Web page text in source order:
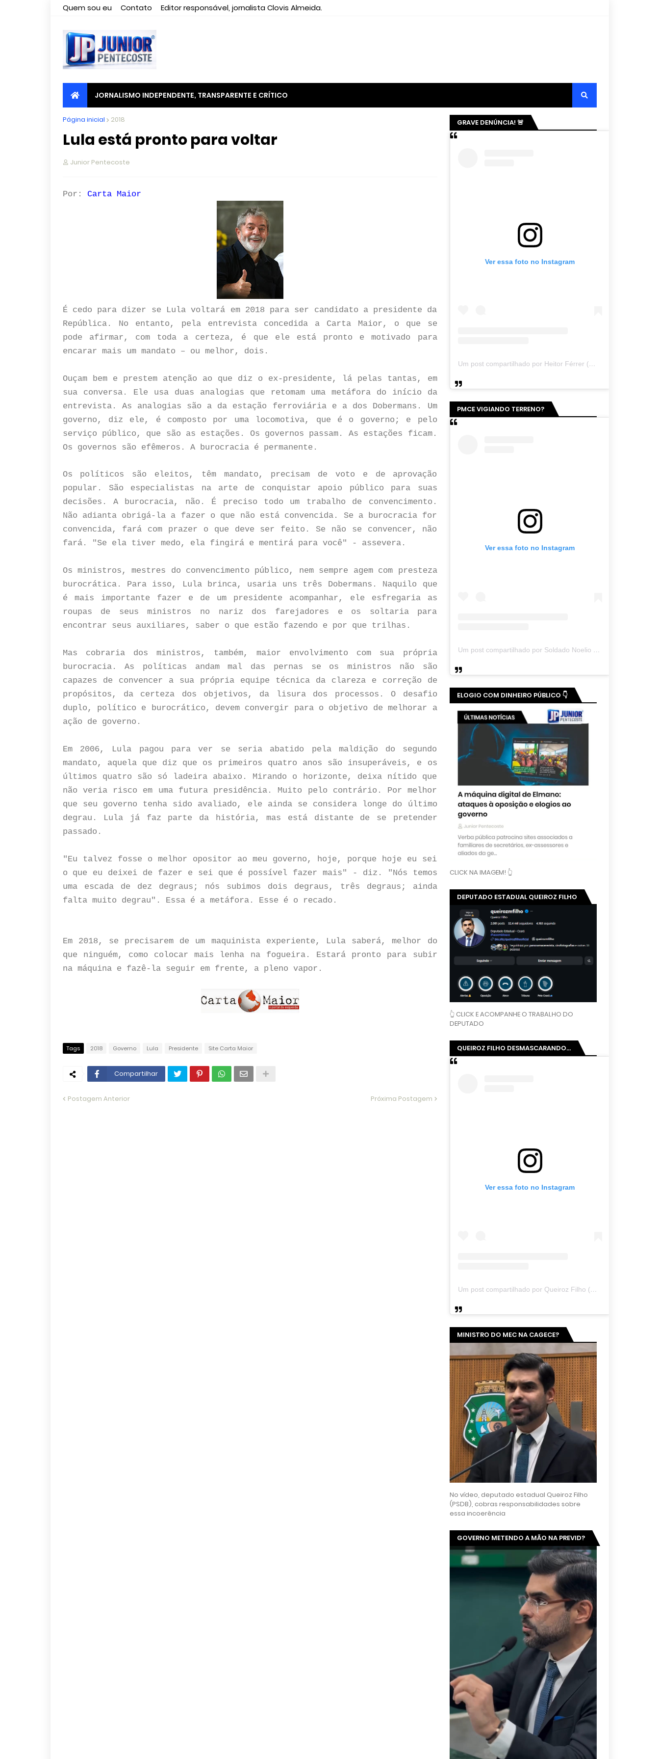
Quem sou eu Contato Editor responsável, jornalista Clovis Almeida.
JORNALISMO INDEPENDENTE, TRANSPARENTE E CRÍTICO
Página inicial 2018
Lula está pronto para voltar
Junior Pentecoste
Por: Carta Maior
É cedo para dizer se Lula voltará em 2018 para ser candidato a presidente da
República. No entanto, pela entrevista concedida a Carta Maior, o que se
pode afirmar, com toda a certeza, é que ele está pronto e motivado para
encarar mais um mandato – ou melhor, dois.
Ouçam bem e prestem atenção ao que diz o ex-presidente, lá pelas tantas, em
sua conversa. Ele usa duas analogias que retomam uma metáfora do início da
entrevista. As analogias são a da estação ferroviária e a dos Dobermans. Um
governo, diz ele, é composto por uma locomotiva, que é o governo; e pelo
serviço público, que são as estações. Os governos passam. As estações ficam.
Os governos são efêmeros. A burocracia é permanente.
Os políticos são eleitos, têm mandato, precisam de voto e de aprovação
popular. São especialistas na arte de conquistar apoio público para suas
decisões. A burocracia, não. É preciso todo um trabalho de convencimento.
Não adianta obrigá-la a fazer o que não está convencida. Se a burocracia for
convencida, fará com prazer o que deve ser feito. Se não se convencer, não
fará. "Se ela tiver medo, ela fingirá e mentirá para você" - assevera.
Os ministros, mestres do convencimento público, nem sempre agem com presteza
burocrática. Para isso, Lula brinca, usaria uns três Dobermans. Naquilo que
é mais importante fazer e de um presidente acompanhar, ele esfregaria as
roupas de seus ministros no nariz dos farejadores e os soltaria para
encontrar seus auxiliares, saber o que estão fazendo e por que trilhas.
Mas cobraria dos ministros, também, maior envolvimento com sua própria
burocracia. As políticas andam mal das pernas se os ministros não são
capazes de convencer a sua própria equipe técnica da clareza e correção de
propósitos, da certeza dos objetivos, da lisura dos processos. O desafio
duplo, político e burocrático, devem convergir para o objetivo de melhorar a
ação de governo.
Em 2006, Lula pagou para ver se seria abatido pela maldição do segundo
mandato, aquela que diz que os primeiros quatro anos são insuperáveis, e os
últimos quatro são só ladeira abaixo. Mirando o horizonte, deixa nítido que
não veria risco em uma futura presidência. Muito pelo contrário. Por melhor
que seu governo tenha sido avaliado, ele ainda se considera longe do último
degrau. Lula já faz parte da história, mas está distante de se pretender
passado.
"Eu talvez fosse o melhor opositor ao meu governo, hoje, porque hoje eu sei
o que eu deixei de fazer e sei que é possível fazer mais" - diz. "Nós temos
uma escada de dez degraus; nós subimos dois degraus, três degraus; ainda
falta muito degrau". Essa é a metáfora. Esse é o recado.
Em 2018, se precisarem de um maquinista experiente, Lula saberá, melhor do
que ninguém, como colocar mais lenha na fogueira. Estará pronto para subir
na máquina e fazê-la seguir em frente, a pleno vapor.
Tags 2018 Governo Lula Presidente Site Carta Maior
Compartilhar
Postagem Anterior Próxima Postagem
GRAVE DENÚNCIA! 🚨
Ver essa foto no Instagram
Um post compartilhado por Heitor Férrer (@heitor_ferrer77)
PMCE VIGIANDO TERRENO?
Ver essa foto no Instagram
Um post compartilhado por Soldado Noelio (@soldadonoelio)
ELOGIO COM DINHEIRO PÚBLICO 👇
CLICK NA IMAGEM! 👆
DEPUTADO ESTADUAL QUEIROZ FILHO
👆 CLICK E ACOMPANHE O TRABALHO DO
DEPUTADO
QUEIROZ FILHO DESMASCARANDO...
Ver essa foto no Instagram
Um post compartilhado por Queiroz Filho (@queirozmfilho)
MINISTRO DO MEC NA CAGECE?
No vídeo, deputado estadual Queiroz Filho
(PSDB), cobras responsabilidades sobre
essa incoerência
GOVERNO METENDO A MÃO NA PREVID?